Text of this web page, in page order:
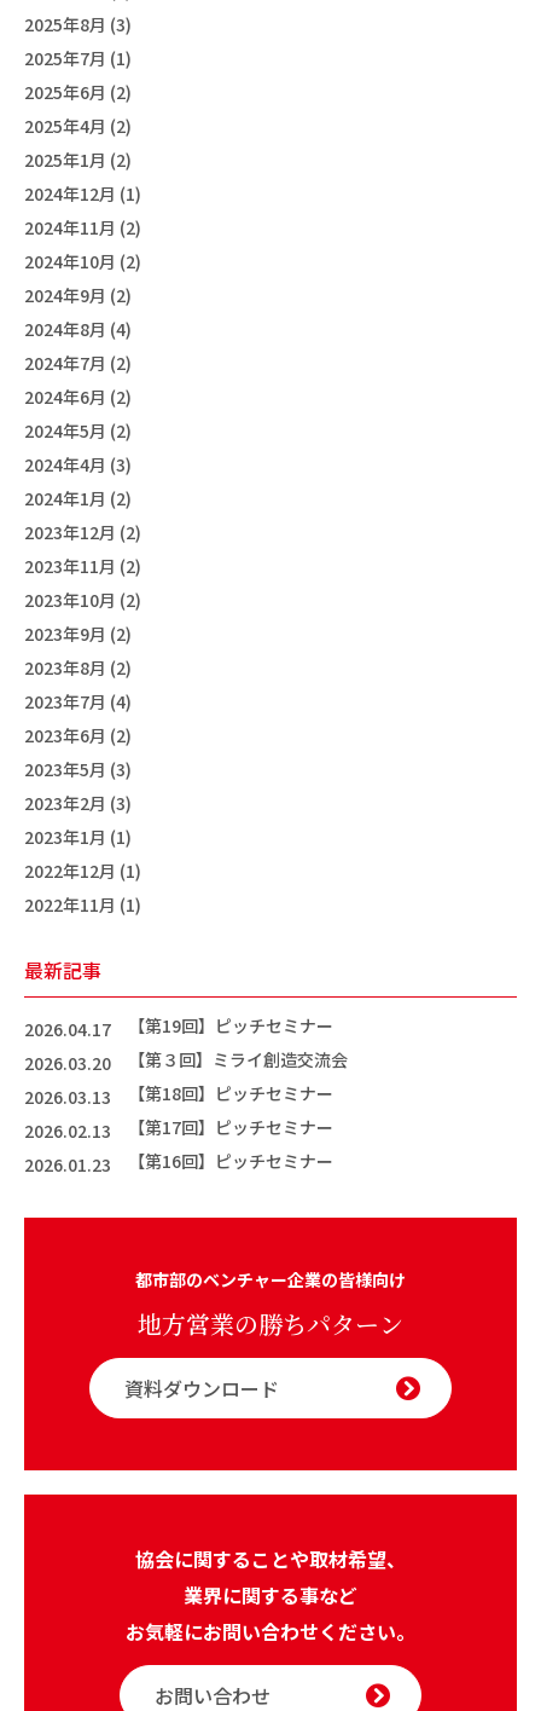
2025年8月 (3)
2025年7月 (1)
2025年6月 (2)
2025年4月 (2)
2025年1月 (2)
2024年12月 (1)
2024年11月 (2)
2024年10月 (2)
2024年9月 (2)
2024年8月 (4)
2024年7月 (2)
2024年6月 (2)
2024年5月 (2)
2024年4月 (3)
2024年1月 (2)
2023年12月 (2)
2023年11月 (2)
2023年10月 (2)
2023年9月 (2)
2023年8月 (2)
2023年7月 (4)
2023年6月 (2)
2023年5月 (3)
2023年2月 (3)
2023年1月 (1)
2022年12月 (1)
2022年11月 (1)
最新記事
2026.04.17
【第19回】ピッチセミナー
2026.03.20
【第３回】ミライ創造交流会
2026.03.13
【第18回】ピッチセミナー
2026.02.13
【第17回】ピッチセミナー
2026.01.23
【第16回】ピッチセミナー
都市部のベンチャー企業の皆様向け
地方営業の勝ちパターン
資料ダウンロード
協会に関することや取材希望、
業界に関する事など
お気軽にお問い合わせください。
お問い合わせ